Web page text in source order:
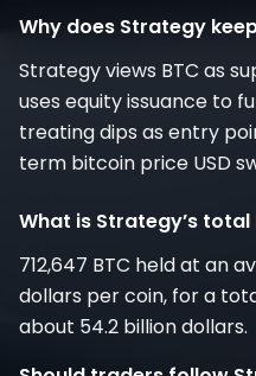
Why does Strategy
Strategy views BTC as
uses equity issuance to
treating dips as entry
term bitcoin price USD
What is Strategy’s total
712,647 BTC held at an
dollars per coin, for a
about 54.2 billion dollars.